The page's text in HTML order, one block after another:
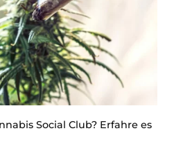
Social Club? Erfahre es